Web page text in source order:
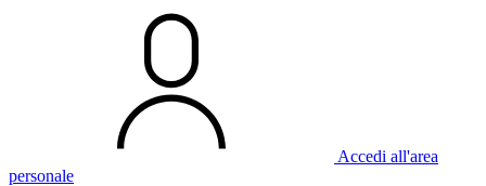
Accedi all'area
personale